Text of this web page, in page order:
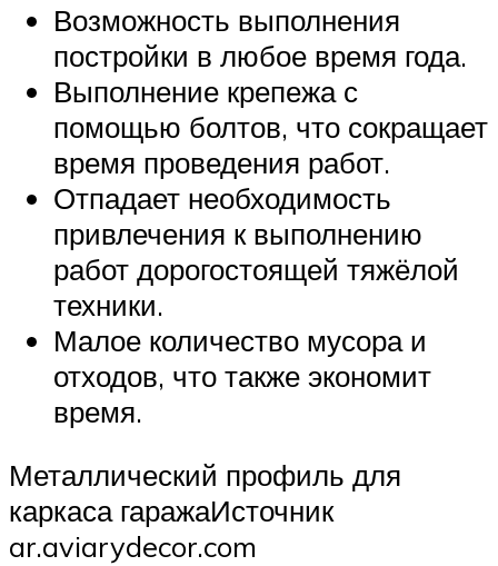
Возможность выполнения
постройки в любое время года.
Выполнение крепежа с
помощью болтов, что сокращает
время проведения работ.
Отпадает необходимость
привлечения к выполнению
работ дорогостоящей тяжёлой
техники.
Малое количество мусора и
отходов, что также экономит
время.
Металлический профиль для
каркаса гаражаИсточник
ar.aviarydecor.com